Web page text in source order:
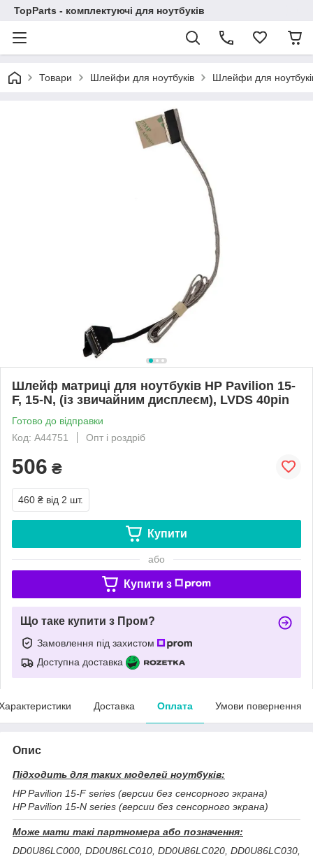
TopParts - комплектуючі для ноутбуків
Товари Шлейфи для ноутбуків Шлейфи для
Шлейф матриці для ноутбуків HP Pavilion 15-
F, 15-N, (із звичайним дисплеєм), LVDS 40pin
Готово до відправки
Код: A44751
Опт і роздріб
506 ₴
460 ₴ від 2 шт.
Купити
або
Купити з
Що таке купити з Пром?
Замовлення під захистом
Доступна доставка
Доставка Оплата Умови повернення
Опис
Підходить для таких моделей ноутбуків:
HP Pavilion 15-F series (версии без сенсорного экрана)
HP Pavilion 15-N series (версии без сенсорного экрана)
Може мати такі партномера або позначення:
DD0U86LC000, DD0U86LC010, DD0U86LC020, DD0U86LC030,